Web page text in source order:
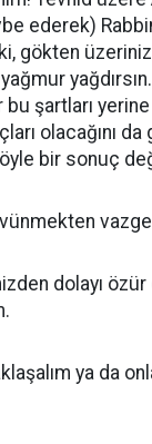
ederek)
gökten
bu şartları
olacağını
bir sonuç
dolayı
ya da